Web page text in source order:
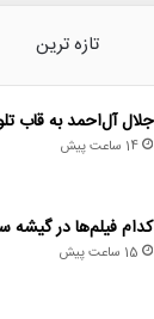
تازه ترین
جلال آل‌احمد به قاب
14 ساعت پیش
کدام فیلم‌ها در گیشه
15 ساعت پیش